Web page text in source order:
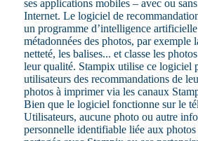
ses applications mobiles – avec ou
Internet. Le logiciel de
un programme d’intelligence
métadonnées des photos, par exemple
netteté, les balises... et classe les
leur qualité. Stampix utilise ce logiciel
utilisateurs des recommandations de
photos à imprimer via les canaux
Bien que le logiciel fonctionne sur le
Utilisateurs, aucune photo ou autre
personnelle identifiable liée aux photos